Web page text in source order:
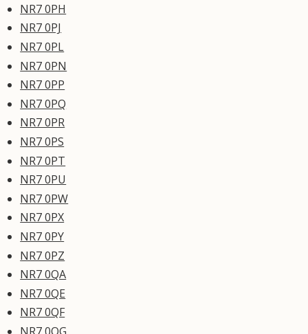
NR7 0PH
NR7 0PJ
NR7 0PL
NR7 0PN
NR7 0PP
NR7 0PQ
NR7 0PR
NR7 0PS
NR7 0PT
NR7 0PU
NR7 0PW
NR7 0PX
NR7 0PY
NR7 0PZ
NR7 0QA
NR7 0QE
NR7 0QF